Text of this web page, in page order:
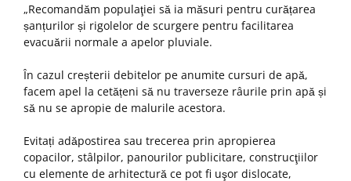
„Recomandăm populaţiei să ia măsuri pentru curățarea
șanțurilor și rigolelor de scurgere pentru facilitarea
evacuării normale a apelor pluviale.
În cazul creșterii debitelor pe anumite cursuri de apă,
facem apel la cetățeni să nu traverseze râurile prin apă și
să nu se apropie de malurile acestora.
Evitați adăpostirea sau trecerea prin apropierea
copacilor, stâlpilor, panourilor publicitare, construcţiilor
cu elemente de arhitectură ce pot fi uşor dislocate,